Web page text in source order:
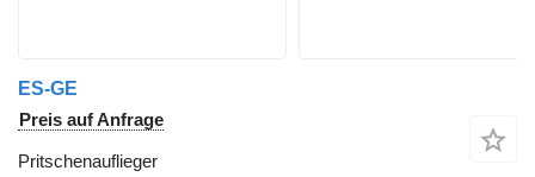
ES-GE
Preis auf Anfrage
Pritschenauflieger